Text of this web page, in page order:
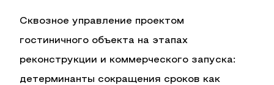
Сквозное управление проектом
гостиничного объекта на этапах
реконструкции и коммерческого запуска:
детерминанты сокращения сроков как